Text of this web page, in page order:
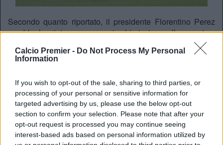
Calcio Premier - Do Not Process My Personal
Information
If you wish to opt-out of the sale, sharing to third parties, or
processing of your personal or sensitive information for
targeted advertising by us, please use the below opt-out
section to confirm your selection. Please note that after your
opt-out request is processed you may continue seeing
interest-based ads based on personal information utilized by
Secondo quanto riportato, il presidente Florentino Perez
avrebbe lanciato un messaggio chiarissimo sulle prossime
Ibrahima
Konaté“.
francese in uscitadal Liverpool a parametro zero . Dopo
l’annuncio (informale) di Mourinho come nuovo allenatore,
ecco dunque il primo acquisto del mercato estivo del Real
Madrid.